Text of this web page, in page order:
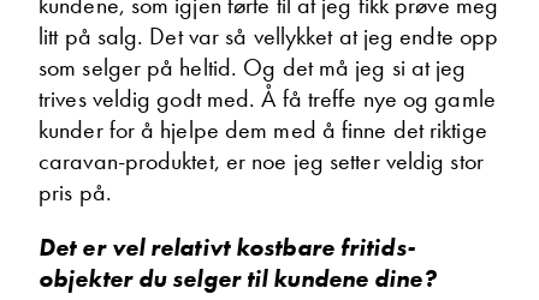
Hva gjelder det?
E-post
Navn
Beskrivelse
litt på salg. Det var så vellykket at jeg endte opp
som selger på heltid. Og det må jeg si at jeg
trives veldig godt med. Å få treffe nye og gamle
kunder for å hjelpe dem med å finne det riktige
caravan-produktet, er noe jeg setter veldig stor
pris på.
Det er vel relativt kostbare fritids-
objekter du selger til kundene dine?